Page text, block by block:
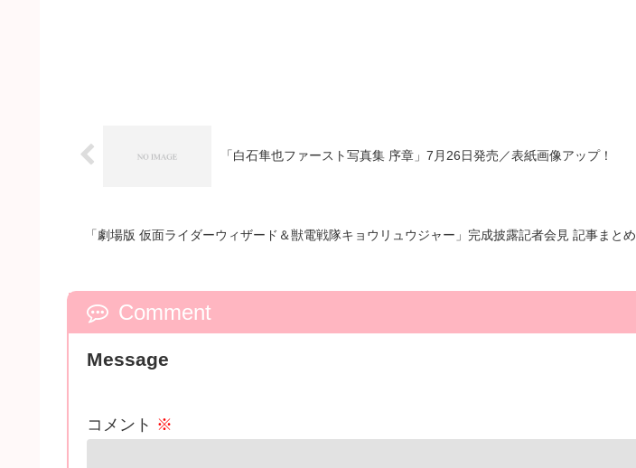
「白石隼也ファースト写真集 序章」7月26日発売／表紙画像アップ！
「劇場版 仮面ライダーウィザード＆獣電戦隊キョウリュウジャー」完成披露記者会見 記事まとめ
Comment
Message
コメント ※